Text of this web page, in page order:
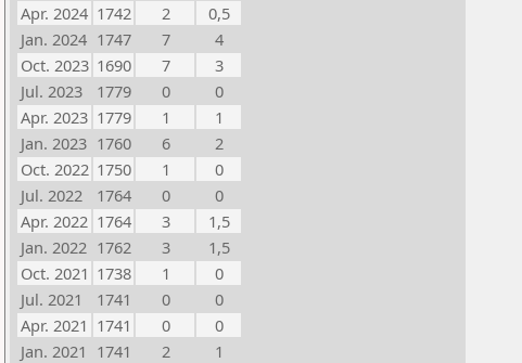
Apr. 2024 1742 2
0,5
Jan. 2024 1747 7
4
Oct. 2023 1690 7
3
Jul. 2023
1779 0
0
Apr. 2023 1779 1
1
Jan. 2023 1760 6
2
Oct. 2022 1750 1
0
Jul. 2022
1764 0
0
Apr. 2022 1764 3
1,5
Jan. 2022 1762 3
1,5
Oct. 2021 1738 1
0
Jul. 2021
1741 0
0
Apr. 2021 1741 0
0
Jan. 2021 1741 2
1